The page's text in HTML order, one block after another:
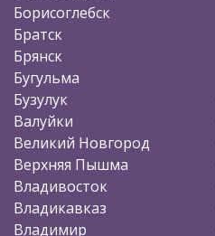
Борисоглебск
Братск
Брянск
Бугульма
Бузулук
Валуйки
Великий Новгород
Верхняя Пышма
Владивосток
Владикавказ
Владимир